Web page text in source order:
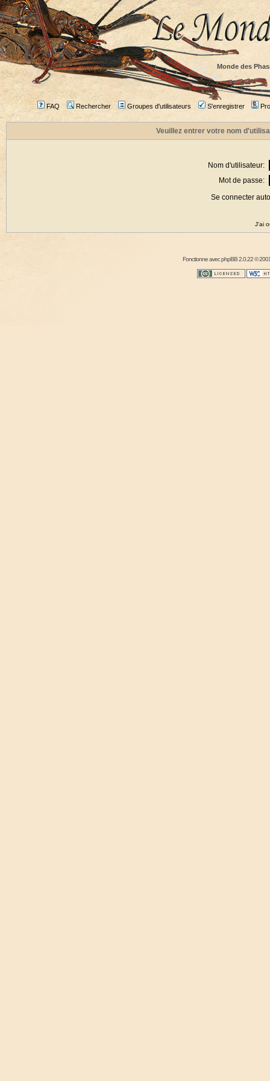
Monde des
FAQ Rechercher Groupes d'utilisateurs S'enregistrer
Veuillez entrer votre nom
Nom d'utilisateur:
Mot de passe:
Se connecter
J'ai
Fonctionne avecphpBB2.0.22 ©